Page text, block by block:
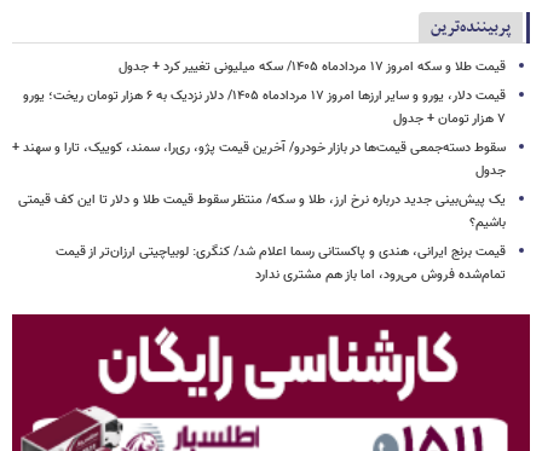
پربیننده‌ترین
قیمت طلا و سکه امروز ۱۷ مردادماه ۱۴۰۵/ سکه میلیونی تغییر کرد + جدول
قیمت دلار، یورو و سایر ارزها امروز ۱۷ مردادماه ۱۴۰۵/ دلار نزدیک به ۶ هزار تومان ریخت؛ یورو
۷ هزار تومان + جدول
سقوط دسته‌جمعی قیمت‌ها در بازار خودرو/ آخرین قیمت پژو، ری‌را، سمند، کوییک، تارا و سهند +
جدول
یک پیش‌بینی جدید درباره نرخ ارز، طلا و سکه/ منتظر سقوط قیمت طلا و دلار تا این کف قیمتی
باشیم؟
قیمت برنج ایرانی، هندی و پاکستانی رسما اعلام شد/ کنگری: لوبیاچیتی ارزان‌تر از قیمت
تمام‌شده فروش می‌رود، اما باز هم مشتری ندارد